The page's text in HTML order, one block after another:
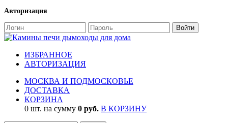
Авторизация
ИЗБРАННОЕ
АВТОРИЗАЦИЯ
МОСКВА И ПОДМОСКОВЬЕ
ДОСТАВКА
КОРЗИНА
0 шт. на сумму 0 руб. В КОРЗИНУ